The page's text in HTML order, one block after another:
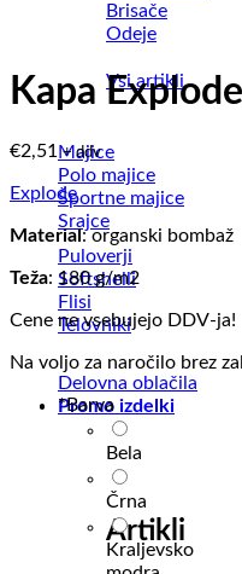
Brisače
Odeje
Vsi artikli
Majice
Polo majice
Športne majice
Srajce
Puloverji
Softshelli
Flisi
Telovniki
Delovna oblačila
Promo izdelki
Artikli
Kapa
€2,51 + ddv
Explode
Material: organski bombaž
Teža: 180 g/m2
Cene ne vsebujejo DDV-ja!
Na voljo za naročilo brez
*Barva
Bela
Črna
Kraljevsko